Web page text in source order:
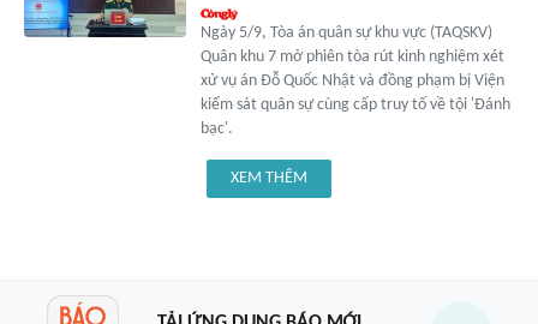
Ngày 5/9, Tòa án quân sự khu vực (TAQSKV)
Quân khu 7 mở phiên tòa rút kinh nghiệm xét
xử vụ án Đỗ Quốc Nhật và đồng phạm bị Viện
kiểm sát quân sự cùng cấp truy tố về tội 'Đánh
bạc'.
XEM THÊM